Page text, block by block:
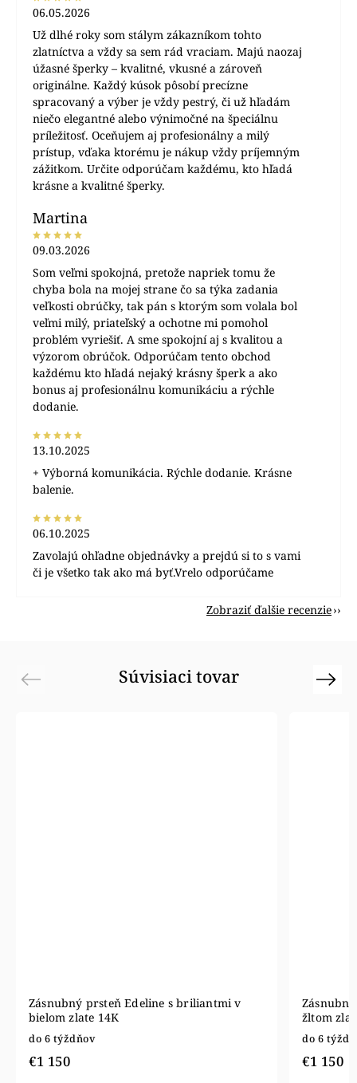
06.05.2026
Už dlhé roky som stálym zákazníkom tohto
zlatníctva a vždy sa sem rád vraciam. Majú naozaj
úžasné šperky – kvalitné, vkusné a zároveň
originálne. Každý kúsok pôsobí precízne
spracovaný a výber je vždy pestrý, či už hľadám
niečo elegantné alebo výnimočné na špeciálnu
príležitosť. Oceňujem aj profesionálny a milý
prístup, vďaka ktorému je nákup vždy príjemným
zážitkom. Určite odporúčam každému, kto hľadá
krásne a kvalitné šperky.
Martina
09.03.2026
Som veľmi spokojná, pretože napriek tomu že
chyba bola na mojej strane čo sa týka zadania
veľkosti obrúčky, tak pán s ktorým som volala bol
veľmi milý, priateľský a ochotne mi pomohol
problém vyriešiť. A sme spokojní aj s kvalitou a
výzorom obrúčok. Odporúčam tento obchod
každému kto hľadá nejaký krásny šperk a ako
bonus aj profesionálnu komunikáciu a rýchle
dodanie.
13.10.2025
+ Výborná komunikácia. Rýchle dodanie. Krásne
balenie.
06.10.2025
Zavolajú ohľadne objednávky a prejdú si to s vami
či je všetko tak ako má byť.Vrelo odporúčame
Zobraziť ďalšie recenzie
Súvisiaci tovar
Previous
Zásnubný prsteň Edeline s briliantmi v
bielom zlate 14K
do 6 týždňov
€1 150
žltom
do 6
€1 150
Next